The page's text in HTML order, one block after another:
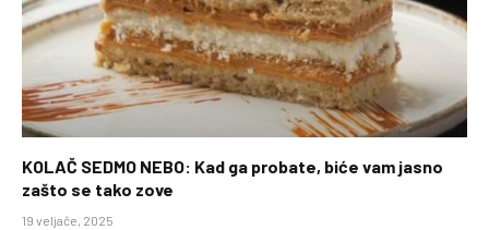
KOLAČ SEDMO NEBO: Kad ga probate, biće vam jasno
zašto se tako zove
19 veljače, 2025